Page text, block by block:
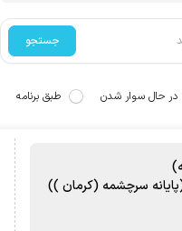
جستجو
در حال سوار شدن طبق برنامه
سرچشمه (کرمان ))